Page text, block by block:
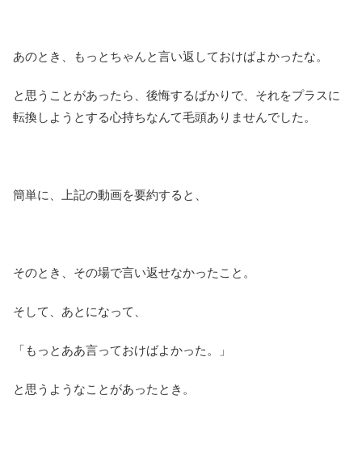
あのとき、もっとちゃんと言い返しておけばよかったな。
と思うことがあったら、後悔するばかりで、それをプラスに
転換しようとする心持ちなんて毛頭ありませんでした。
簡単に、上記の動画を要約すると、
そのとき、その場で言い返せなかったこと。
そして、あとになって、
「もっとああ言っておけばよかった。」
と思うようなことがあったとき。